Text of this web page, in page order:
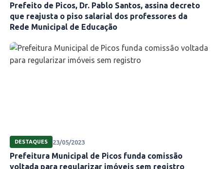
Prefeito de Picos, Dr. Pablo Santos, assina decreto
que reajusta o piso salarial dos professores da
Rede Municipal de Educação
DESTAQUES 23/05/2023
Prefeitura Municipal de Picos funda comissão
voltada para regularizar imóveis sem registro